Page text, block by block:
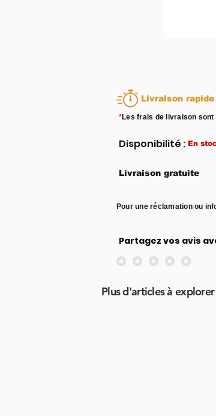
*Les frais de livraison
Disponibilité : En
Livraison gratuite
Pour une réclamation ou
Partagez vos avis
Aucune note pour le
Plus d'articles à explorer